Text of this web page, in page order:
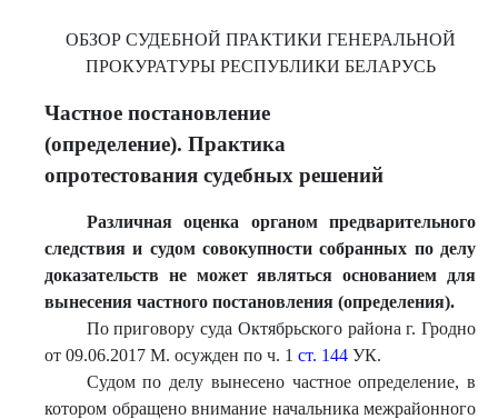
ОБЗОР СУДЕБНОЙ ПРАКТИКИ ГЕНЕРАЛЬНОЙ
ПРОКУРАТУРЫ РЕСПУБЛИКИ БЕЛАРУСЬ
Частное постановление
(определение). Практика
опротестования судебных решений
Различная оценка органом предварительного
следствия и судом совокупности собранных по делу
доказательств не может являться основанием для
вынесения частного постановления (определения).
По приговору суда Октябрьского района г. Гродно
от 09.06.2017 М. осужден по ч. 1 ст. 144 УК.
Судом по делу вынесено частное определение, в
котором обращено внимание начальника межрайонного